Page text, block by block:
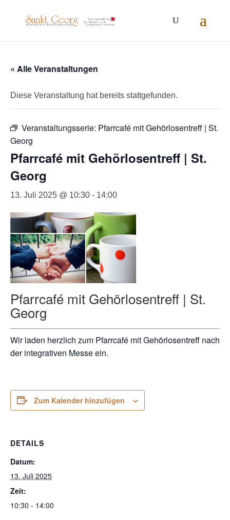
springen
« Alle Veranstaltungen
Diese Veranstaltung hat bereits stattgefunden.
Veranstaltungsserie: Pfarrcafé mit Gehörlosentreff | St.
Georg
Pfarrcafé mit Gehörlosentreff | St.
Georg
13. Juli 2025 @ 10:30 - 14:00
Pfarrcafé mit Gehörlosentreff | St.
Georg
Wir laden herzlich zum Pfarrcafé mit Gehörlosentreff nach
der integrativen Messe ein.
Zum Kalender hinzufügen
DETAILS
Datum:
13. Juli 2025
Zeit:
10:30 - 14:00